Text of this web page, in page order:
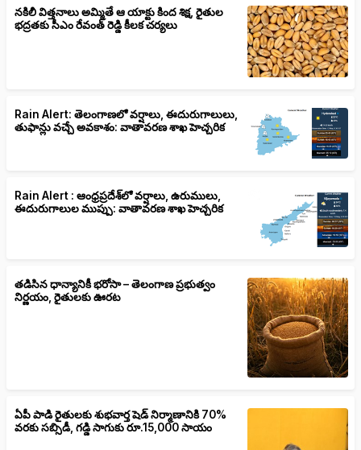
నకిలీ విత్తనాలు అమ్మితే ఆ యాక్టు కింద శిక్ష, రైతుల
భద్రతకు సీఎం రేవంత్ రెడ్డి కీలక చర్యలు
Rain Alert: తెలంగాణలో వర్షాలు, ఈదురుగాలులు,
తుఫాన్లు వచ్చే అవకాశం: వాతావరణ శాఖ హెచ్చరిక
Rain Alert : ఆంధ్రప్రదేశ్‌లో వర్షాలు, ఉరుములు,
ఈదురుగాలుల ముప్పు: వాతావరణ శాఖ హెచ్చరిక
తడిసిన ధాన్యానికీ భరోసా – తెలంగాణ ప్రభుత్వం
నిర్ణయం, రైతులకు ఊరట
ఏపీ పాడి రైతులకు శుభవార్త షెడ్ నిర్మాణానికి 70%
వరకు సబ్సిడీ, గడ్డి సాగుకు రూ.15,000 సాయం